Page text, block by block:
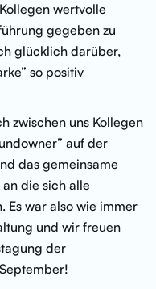
wertvolle
gegeben zu
glücklich darüber,
so positiv
zwischen uns Kollegen
auf der
das gemeinsame
die sich alle
Es war also wie immer
und wir freuen
der